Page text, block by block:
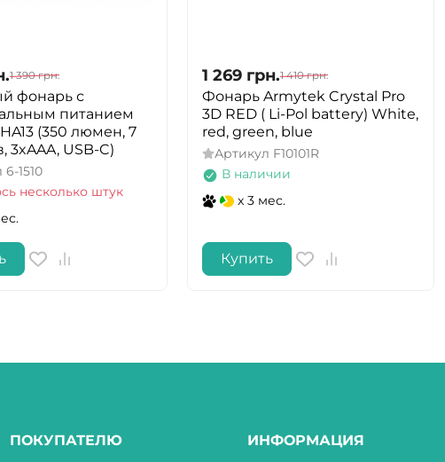
1 390 грн.
фонарь с
питанием
(350 люмен, 7
3xAAA, USB-C)
6-1510
несколько штук
1 269 грн.1 410 грн.
Фонарь Armytek Crystal Pro
3D RED ( Li-Pol battery) White,
red, green, blue
Артикул F10101R
В наличии
x 3 мес.
Купить
ПОКУПАТЕЛЮ
ИНФОРМАЦИЯ